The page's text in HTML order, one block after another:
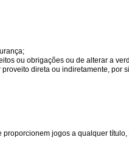
ou obrigações ou de alterar a
direta ou indiretamente, por
jogos a qualquer